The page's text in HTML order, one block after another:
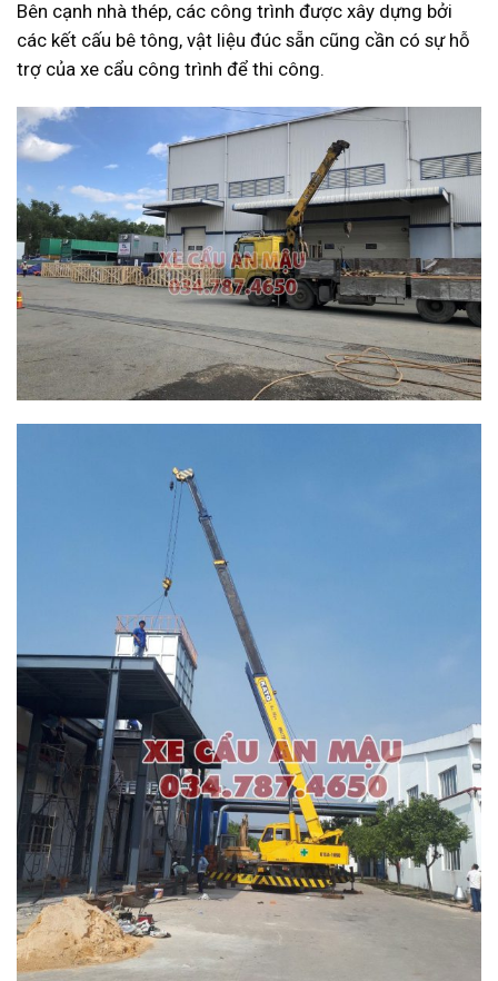
Bên cạnh nhà thép, các công trình được xây dựng bởi
các kết cấu bê tông, vật liệu đúc sẵn cũng cần có sự hỗ
trợ của xe cẩu công trình để thi công.